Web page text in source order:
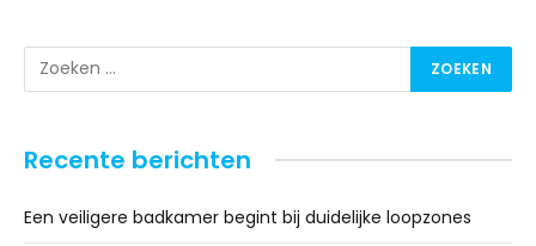
Recente berichten
Een veiligere badkamer begint bij duidelijke loopzones